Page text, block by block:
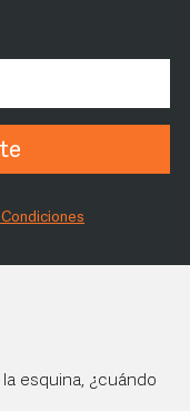
Condiciones
esquina, ¿cuándo